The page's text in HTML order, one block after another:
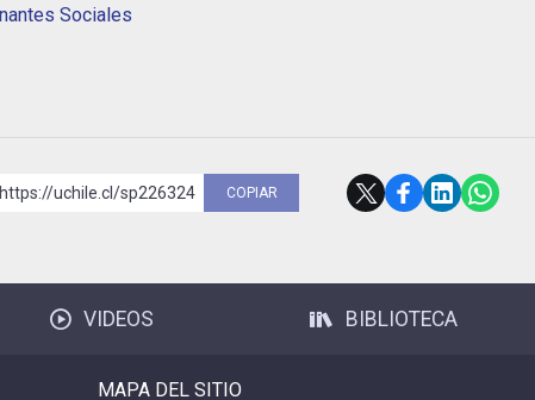
Sociales
https://uchile.cl/sp226324 COPIAR
VIDEOS BIBLIOTECA
MAPA DEL SITIO